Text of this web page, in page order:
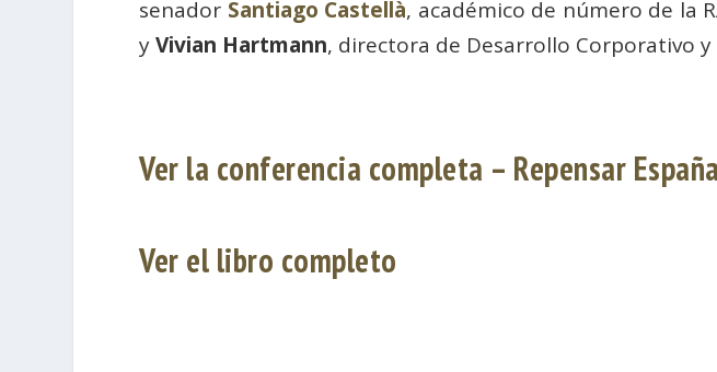
senador Santiago Castellà, académico de número de la
yVivian Hartmann, directora de Desarrollo Corporativo y
Ver la conferencia completa – Repensar España
Ver el libro completo